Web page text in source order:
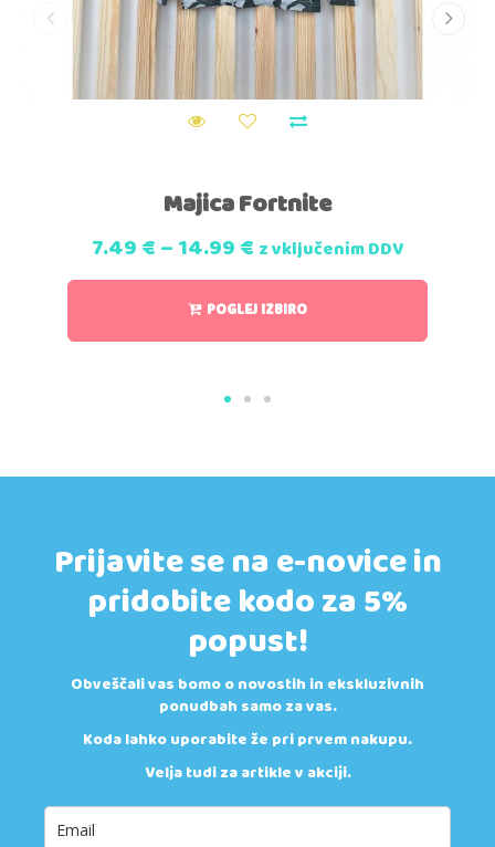
Majica Fortnite
7.49€–14.99€ z vključenim DDV
POGLEJ IZBIRO
Prijavite se na e-novice in
pridobite kodo za 5%
popust!
Obveščali vas bomo o novostih in ekskluzivnih
ponudbah samo za vas.
Koda lahko uporabite že pri prvem nakupu.
Velja tudi za artikle v akciji.